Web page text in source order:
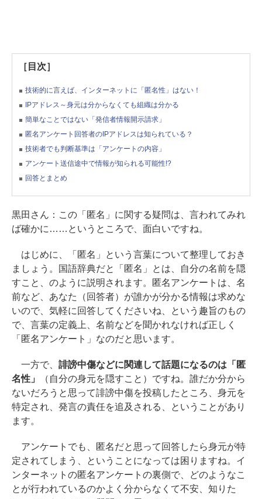
［目次］
技術的に言えば、インターネットに「匿名性」はない！
IPアドレス～身元は分からなくても組織は分かる
簡単なことではない「発信者情報開示請求」
匿名アンケート回答者のIPアドレスは知られている？
技術者でも判断基準は「アンケートの内容」
アンケート送信途中で情報が知られる可能性!?
回答とまとめ
黒田さん： この「匿名」に関する疑問は、言われてみれ
ば確かに……というところで、面白いですね。
はじめに、「匿名」という言葉について整理しておき
ましょう。国語辞典だと「匿名」とは、自分の名前を隠
すこと、のように説明されます。匿名アンケートは、名
前など、あなた（回答者）が誰かが分かる情報は求めな
いので、気軽に回答してくださいね、という趣旨のもの
で、言葉の定義上、名前などを聞かれなければ正しく
「匿名アンケート」なのだと思います。
一方で、 誹謗中傷などに関連して話題になるのは「匿
名性」
（自分の身元を隠すこと）ですね。誰だか分から
ないだろうと思って誹謗中傷を投稿したところ、身元を
特定され、発言の責任を追及される、ということがあり
ます。
アンケートでも、匿名だと思って回答したら身元が特
定されてしまう、ということになっては困りますね。イ
ンターネットの匿名アンケートの裏側で、どのようなこ
とが行われているのかよく分からなくて不安、知りた